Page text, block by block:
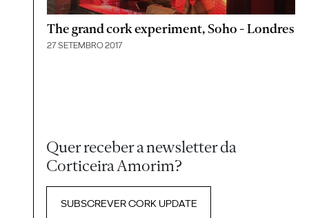
The grand cork experiment, Soho - Londres
27 SETEMBRO 2017
Quer receber a newsletter da
Corticeira Amorim?
SUBSCREVER CORK UPDATE